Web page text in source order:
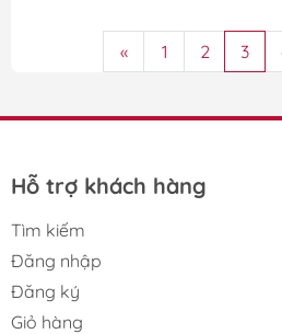
« 1 2 3
Hỗ trợ khách hàng
Tìm kiếm
Đăng nhập
Đăng ký
Giỏ hàng